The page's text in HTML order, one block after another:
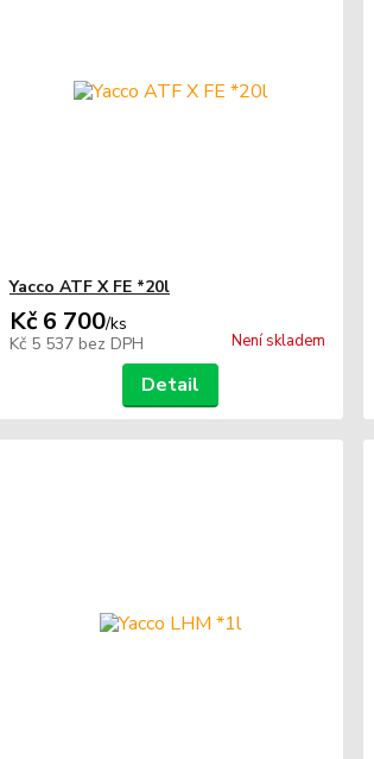
Yacco ATF X FE *20l
Kč 6 700/ks
Kč 5 537 bez DPH Není skladem
Detail